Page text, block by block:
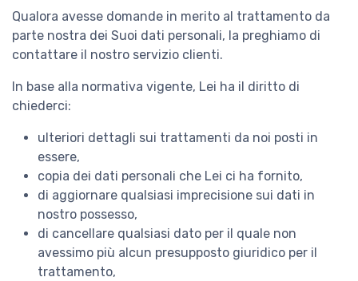
Qualora avesse domande in merito al trattamento da
parte nostra dei Suoi dati personali, la preghiamo di
contattare il nostro servizio clienti.
In base alla normativa vigente, Lei ha il diritto di
chiederci:
ulteriori dettagli sui trattamenti da noi posti in
essere,
copia dei dati personali che Lei ci ha fornito,
di aggiornare qualsiasi imprecisione sui dati in
nostro possesso,
di cancellare qualsiasi dato per il quale non
avessimo più alcun presupposto giuridico per il
trattamento,